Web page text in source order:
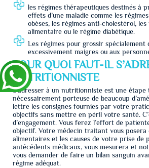
les régimes thérapeutiques destinés à
effets d’une maladie comme les
obèses, les régimes anti-cholestérol,
alimentaire ou le régime diabétique.
Les régimes pour grossir spécialement
excessivement maigres ou aux
POUR QUOI FAUT-IL
NUTRITIONNISTE
S’adresser à un nutritionniste est une
nécessairement porteuse de beaucoup
lettre les consignes fournies par votre
objectifs sans mettre en péril votre santé.
d’engagement. Vous ferez l’effort de
objectif. Votre médecin traitant vous posera
alimentaires et les causes de votre prise de
antécédents médicaux, vous mesurera et
vous demander de faire un bilan sanguin
régime adéquat.